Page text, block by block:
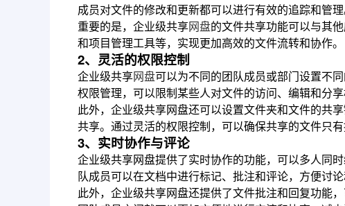
成员对文件的修改和更新都可以进行有效的追踪和管理
重要的是，企业级共享网盘的文件共享功能可以与其
和项目管理工具等，实现更加高效的文件流转和协作。
2、灵活的权限控制
企业级共享网盘可以为不同的团队成员或部门设置不
权限管理，可以限制某些人对文件的访问、编辑和分
此外，企业级共享网盘还可以设置文件夹和文件的共
共享。通过灵活的权限控制，可以确保共享的文件只
3、实时协作与评论
企业级共享网盘提供了实时协作的功能，可以多人同
队成员可以在文档中进行标记、批注和评论，方便讨
此外，企业级共享网盘还提供了文件批注和回复功能